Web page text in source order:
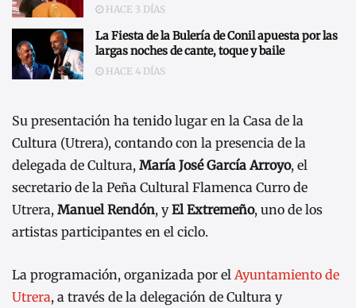
HACE 3 DÍAS
La Fiesta de la Bulería de Conil apuesta por las
largas noches de cante, toque y baile
HACE 4 DÍAS
Su presentación ha tenido lugar en la Casa de la
Cultura (Utrera), contando con la presencia de la
delegada de Cultura, María José García Arroyo, el
secretario de la Peña Cultural Flamenca Curro de
Utrera, Manuel Rendón, yEl Extremeño, uno de los
artistas participantes en el ciclo.
La programación, organizada por el Ayuntamiento de
Utrera, a través de la delegación de Cultura y